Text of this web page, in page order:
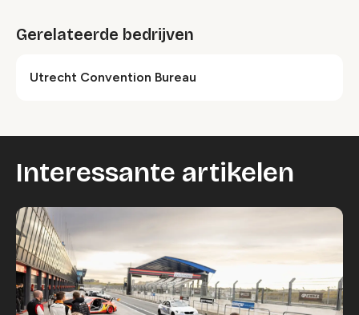
Gerelateerde bedrijven
Utrecht Convention Bureau
Interessante artikelen